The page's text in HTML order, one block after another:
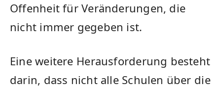
Offenheit für Veränderungen, die
‍nicht immer gegeben ist.
Eine weitere ⁢Herausforderung besteht
darin, dass nicht ‌alle Schulen über⁢ die